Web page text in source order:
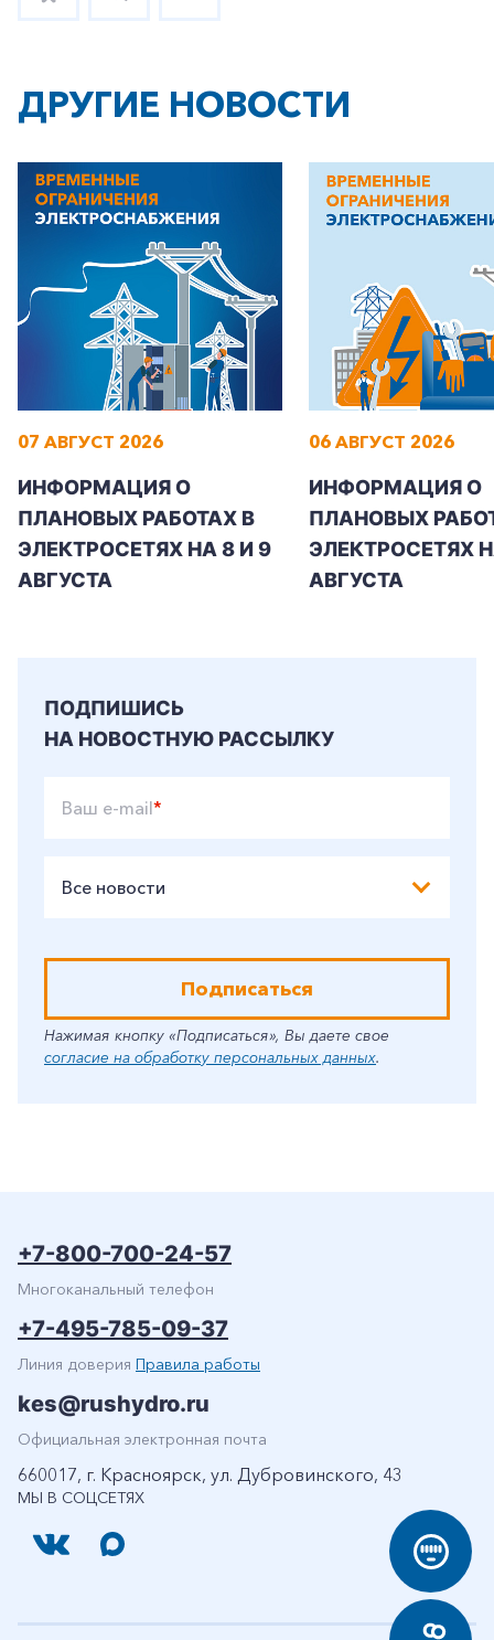
+7-800-700-24-57
Заказать обратный звонок
Корпоративным клиентам
ДРУГИЕ НОВОСТИ
07 АВГУСТ 2026
ИНФОРМАЦИЯ О
ПЛАНОВЫХ РАБОТАХ В
ЭЛЕКТРОСЕТЯХ НА 8 И 9
АВГУСТА
06 АВГУСТ 2026
ИНФОРМАЦИЯ О
ПЛАНОВЫХ
ЭЛЕКТРОСЕТЯХ
АВГУСТА
ПОДПИШИСЬ
НА НОВОСТНУЮ РАССЫЛКУ
Ваш e-mail*
Все новости
Подписаться
Нажимая кнопку «Подписаться», Вы даете свое
согласие на обработку персональных данных.
МЫ В СОЦСЕТЯХ
+7-800-700-24-57
Многоканальный телефон
+7-495-785-09-37
Линия доверия Правила работы
kes@rushydro.ru
Официальная электронная почта
660017, г. Красноярск, ул. Дубровинского, 43